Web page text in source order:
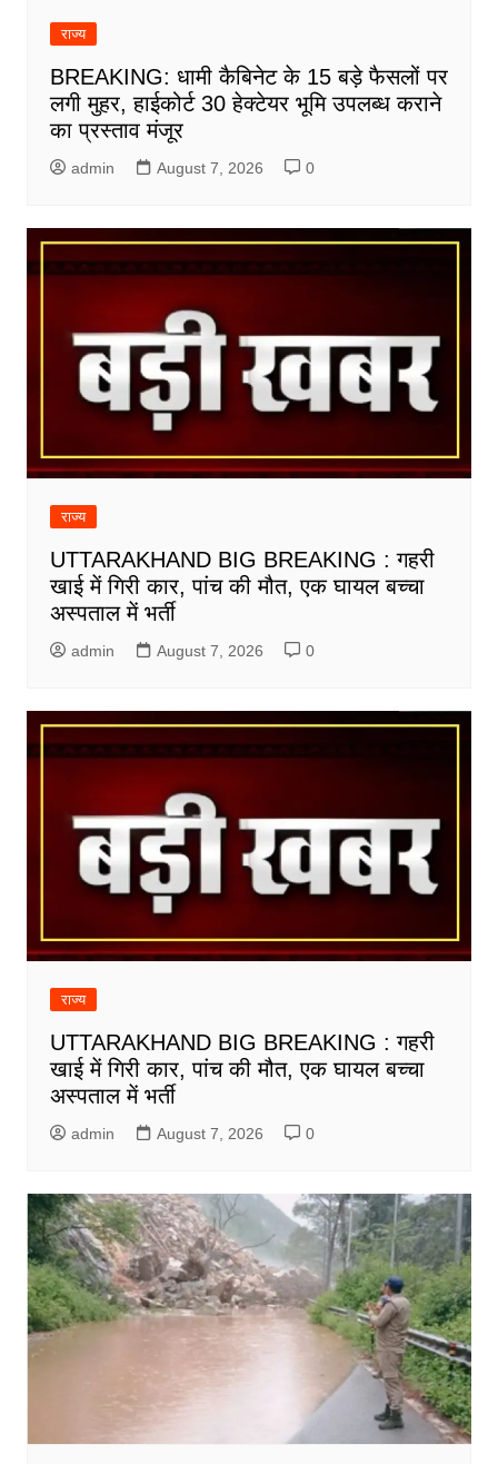
राज्य
BREAKING: धामी कैबिनेट के 15 बड़े फैसलों पर
लगी मुहर, हाईकोर्ट 30 हेक्टेयर भूमि उपलब्ध कराने
का प्रस्ताव मंजूर
admin August 7, 2026 0
राज्य
UTTARAKHAND BIG BREAKING : गहरी
खाई में गिरी कार, पांच की मौत, एक घायल बच्चा
अस्पताल में भर्ती
admin August 7, 2026 0
राज्य
UTTARAKHAND BIG BREAKING : गहरी
खाई में गिरी कार, पांच की मौत, एक घायल बच्चा
अस्पताल में भर्ती
admin August 7, 2026 0